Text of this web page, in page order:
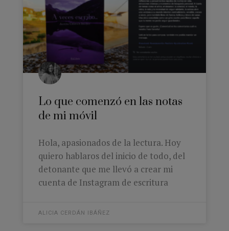
Lo que comenzó en las notas
de mi móvil
Hola, apasionados de la lectura. Hoy
quiero hablaros del inicio de todo, del
detonante que me llevó a crear mi
cuenta de Instagram de escritura
ALICIA CERDÁN IBÁÑEZ